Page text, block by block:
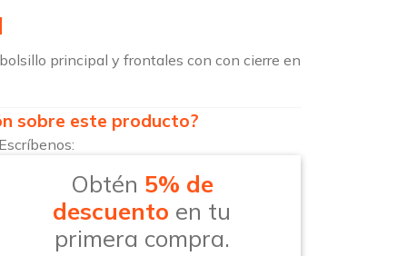
principal y frontales con con cierre en
sobre este producto?
Obtén 5% de
descuento en tu
primera compra.